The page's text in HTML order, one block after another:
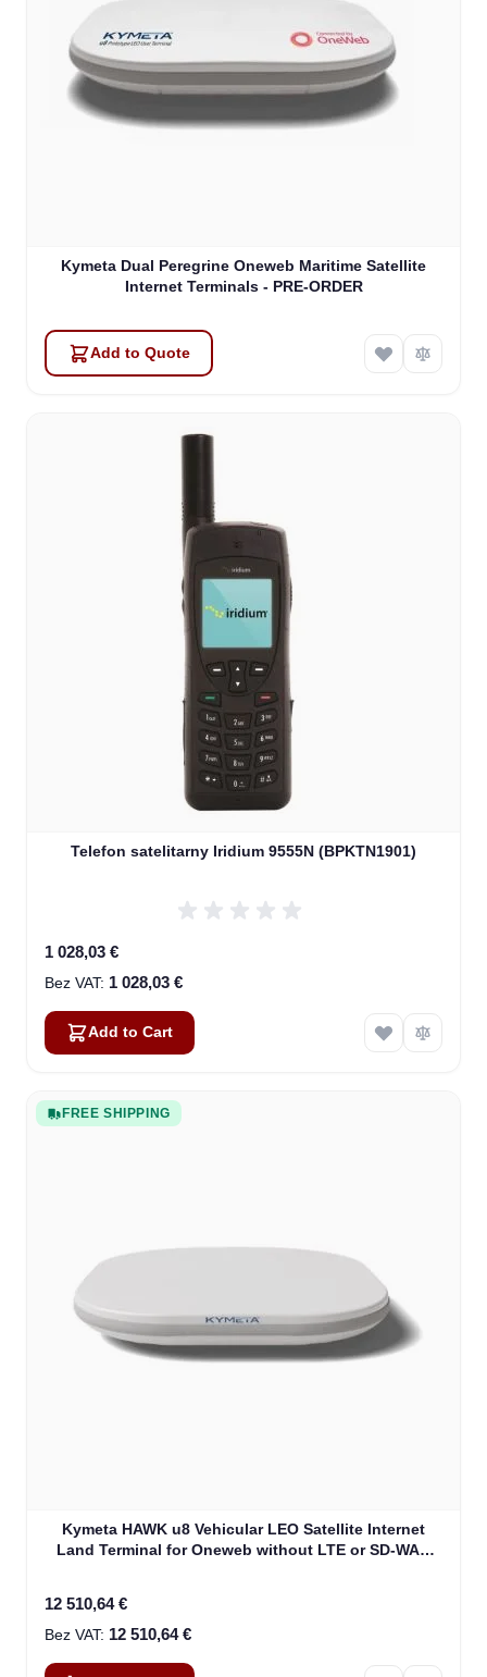
Kymeta Dual Peregrine Oneweb Maritime Satellite
Internet Terminals - PRE-ORDER
Add to Quote
Telefon satelitarny Iridium 9555N (BPKTN1901)
1 028,03 €
1 028,03 €
Add to Cart
FREE SHIPPING
Kymeta HAWK u8 Vehicular LEO Satellite Internet
Land Terminal for Oneweb without LTE or SD-WAN
12 510,64 €
12 510,64 €